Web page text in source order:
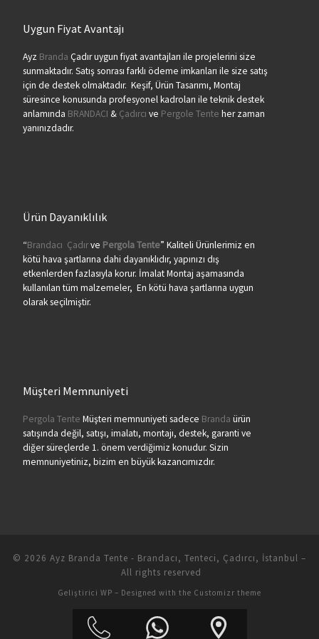
Uygun Fiyat Avantajı
Ayz Branda Çadır uygun fiyat avantajları ile projelerini size
sunmaktadır. Satış sonrası farklı ödeme imkanları ile size satış
için de destek olmaktadır. Keşif, Ürün Tasarımı, Montaj
süresince konusunda profesyonel kadroları ile teknik destek
anlamında BRANDACI & Çadırcı ve Pergole Tente her zaman
yanınızdadır.
Ürün Dayanıklılık
“Brandacı Çadırve PergolaTente” Kaliteli Ürünlerimiz en
kötü hava şartlarına dahi dayanıklıdır, yapınızı dış
etkenlerden fazlasıyla korur. İmalat Montaj aşamasında
kullanılan tüm malzemeler, En kötü hava şartlarına uygun
olarak seçilmiştir.
Müşteri Memnuniyeti
Pergola Tente Müşteri memnuniyeti sadece Branda ürün
satışında değil, satışı, imalatı, montajı, destek, garanti ve
diğer süreçlerde 1. önem verdiğimiz konudur. Sizin
memnuniyetiniz, bizim en büyük kazancımızdır.
© 2026 Ayz Branda Tente - Brandacı, Tenteci, Çadırcı, İstanbul –
All rights reserved
Geliştirici WP – Designed with the Customizr theme